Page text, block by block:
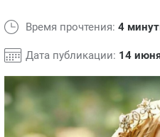
Время прочтения: 4
Дата публикации: 14